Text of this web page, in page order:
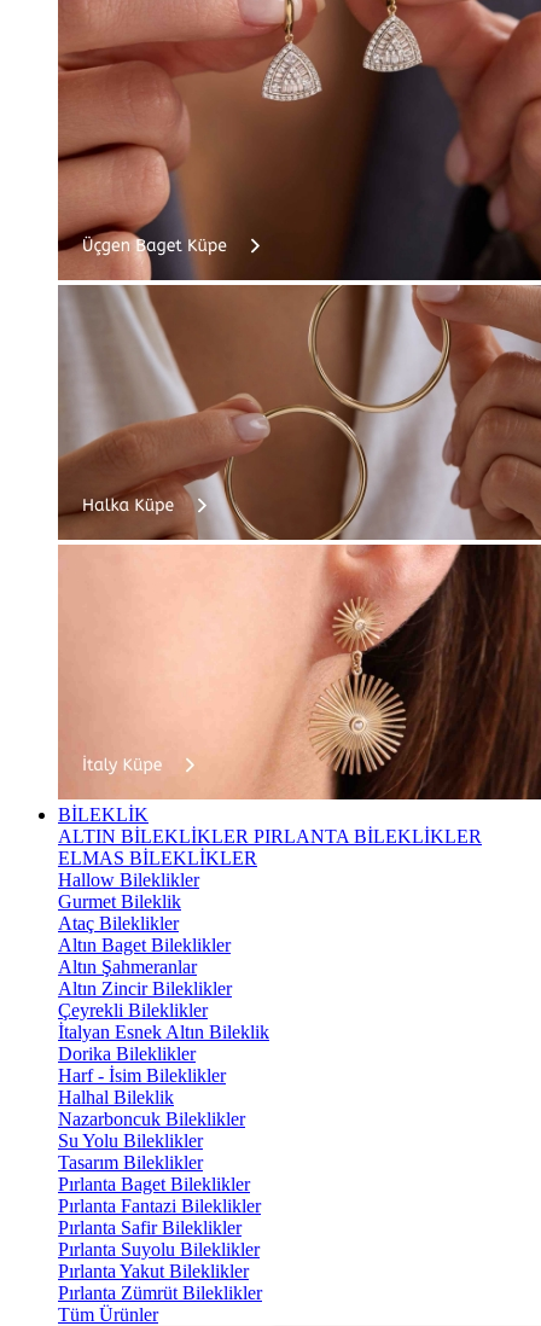
BİLEKLİK
ALTIN BİLEKLİKLER PIRLANTA BİLEKLİKLER
ELMAS BİLEKLİKLER
Hallow Bileklikler
Gurmet Bileklik
Ataç Bileklikler
Altın Baget Bileklikler
Altın Şahmeranlar
Altın Zincir Bileklikler
Çeyrekli Bileklikler
İtalyan Esnek Altın Bileklik
Dorika Bileklikler
Harf - İsim Bileklikler
Halhal Bileklik
Nazarboncuk Bileklikler
Su Yolu Bileklikler
Tasarım Bileklikler
Pırlanta Baget Bileklikler
Pırlanta Fantazi Bileklikler
Pırlanta Safir Bileklikler
Pırlanta Suyolu Bileklikler
Pırlanta Yakut Bileklikler
Pırlanta Zümrüt Bileklikler
Tüm Ürünler